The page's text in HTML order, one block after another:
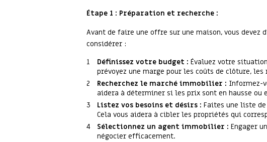
Étape 1 : Préparation et recherche :
Avant de faire une offre sur une maison, vous
considérer :
Définissez votre budget : Évaluez votre
prévoyez une marge pour les coûts de clôture,
Recherchez le marché immobilier : Informez-
aidera à déterminer si les prix sont en hausse ou
Listez vos besoins et désirs : Faites une liste
Cela vous aidera à cibler les propriétés qui
Sélectionnez un agent immobilier : Engager
négocier efficacement.